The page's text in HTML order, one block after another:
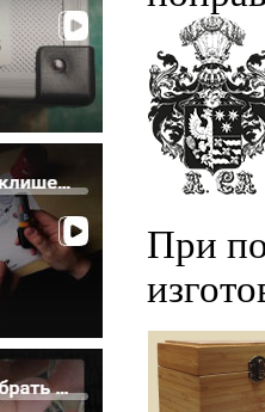
При